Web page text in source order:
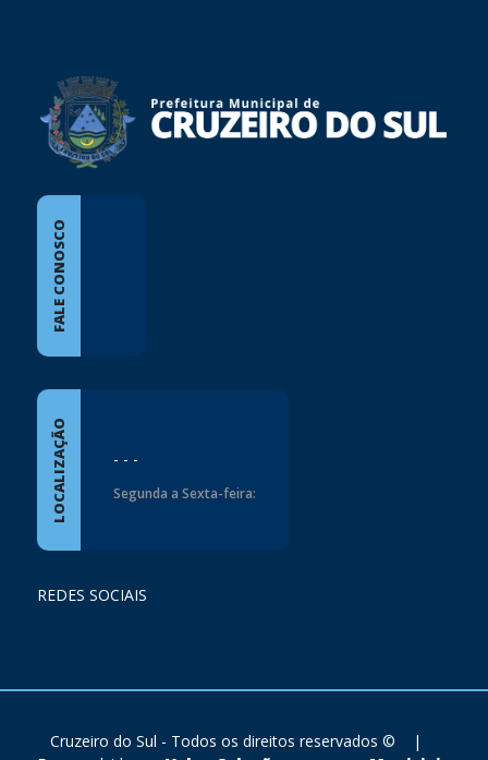
FALE CONOSCO
LOCALIZAÇÃO - - -
Segunda a Sexta-feira:
REDES SOCIAIS
Cruzeiro do Sul - Todos os direitos reservados © |